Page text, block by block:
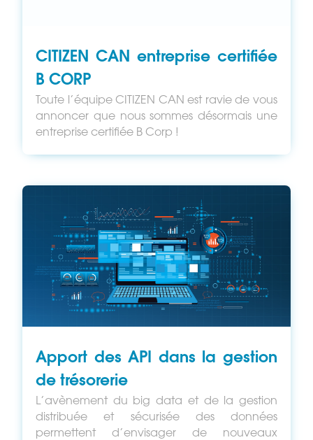
CITIZEN CAN entreprise certifiée
B CORP
Toute l’équipe CITIZEN CAN est ravie de vous
annoncer que nous sommes désormais une
entreprise certifiée B Corp !
Apport des API dans la gestion
de trésorerie
L’avènement du big data et de la gestion
distribuée et sécurisée des données
permettent d’envisager de nouveaux